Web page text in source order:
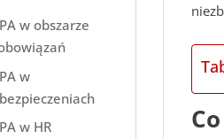
w obszarze
w
w HR